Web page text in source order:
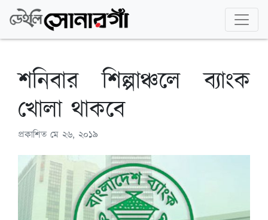
শনিবার শিল্পাঞ্চলে ব্যাংক
খোলা থাকবে
প্রকাশিত মে ২৬, ২০১৯